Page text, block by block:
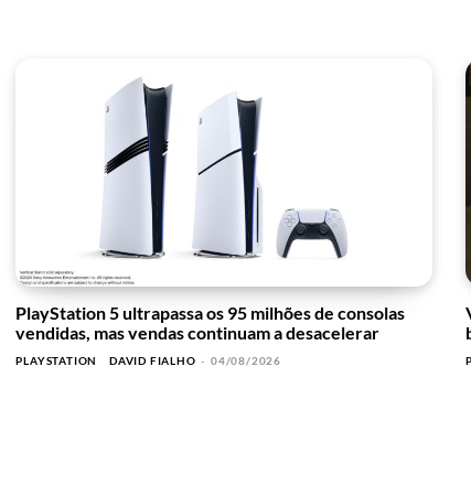
PlayStation 5 ultrapassa os 95 milhões de consolas
vendidas, mas vendas continuam a desacelerar
PLAYSTATION DAVID FIALHO - 04/08/2026